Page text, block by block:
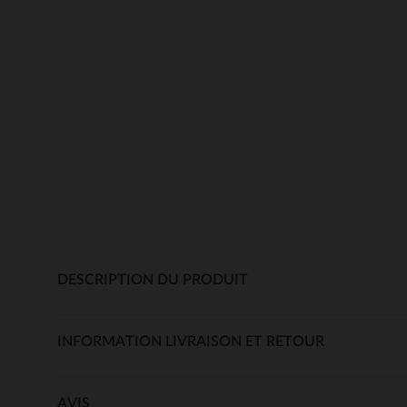
DESCRIPTION DU PRODUIT
INFORMATION LIVRAISON ET RETOUR
AVIS